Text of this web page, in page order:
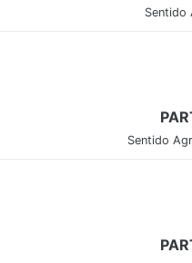
Sentido
Sentido